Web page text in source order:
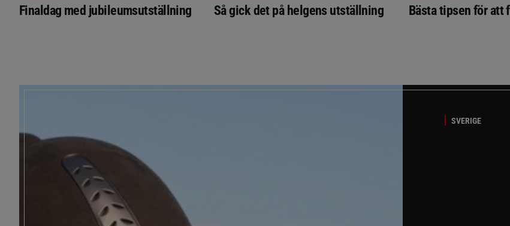
Finaldag med jubileumsutställning Så gick det på helgens utställning Bästa tipsen för att
SVERIGE